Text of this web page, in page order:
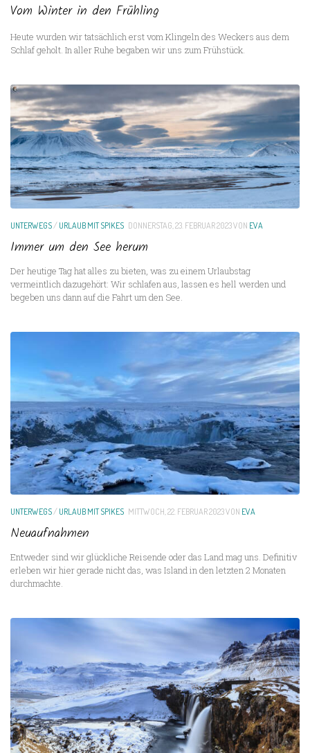
Vom Winter in den Frühling
Heute wurden wir tatsächlich erst vom Klingeln des Weckers aus dem
Schlaf geholt. In aller Ruhe begaben wir uns zum Frühstück.
UNTERWEGS/URLAUB MIT SPIKES DONNERSTAG, 23. FEBRUAR 2023VON EVA
Immer um den See herum
Der heutige Tag hat alles zu bieten, was zu einem Urlaubstag
vermeintlich dazugehört: Wir schlafen aus, lassen es hell werden und
begeben uns dann auf die Fahrt um den See.
UNTERWEGS/URLAUB MIT SPIKES MITTWOCH, 22. FEBRUAR 2023VON EVA
Neuaufnahmen
Entweder sind wir glückliche Reisende oder das Land mag uns. Definitiv
erleben wir hier gerade nicht das, was Island in den letzten 2 Monaten
durchmachte.